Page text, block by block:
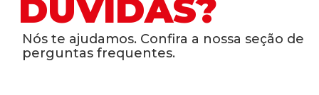
DÚVIDAS?
Nós te ajudamos. Confira a nossa seção de
perguntas frequentes.